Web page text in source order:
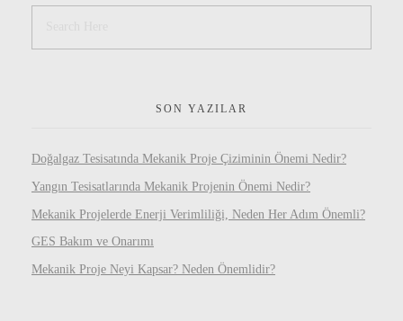
SON YAZILAR
Doğalgaz Tesisatında Mekanik Proje Çiziminin Önemi Nedir?
Yangın Tesisatlarında Mekanik Projenin Önemi Nedir?
Mekanik Projelerde Enerji Verimliliği, Neden Her Adım Önemli?
GES Bakım ve Onarımı
Mekanik Proje Neyi Kapsar? Neden Önemlidir?